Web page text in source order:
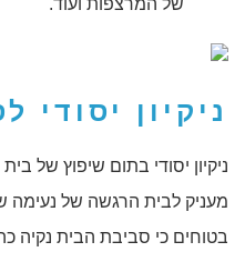
של המרצפות ועוד.
ניקיון יסודי
ניקיון יסודי בתום שיפוץ של
מעניק לבית הרגשה של
בטוחים כי סביבת הבית נקיה